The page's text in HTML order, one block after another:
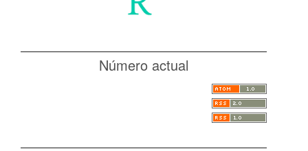
Número actual